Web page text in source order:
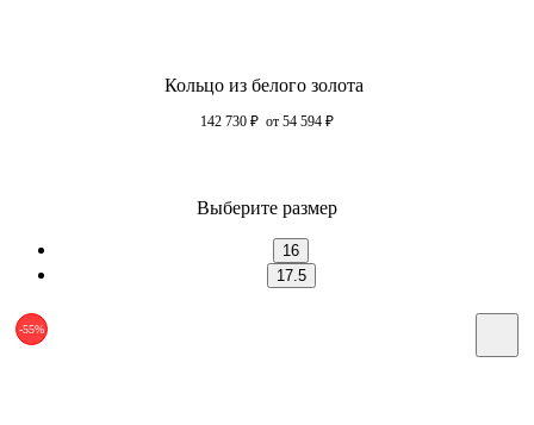
Кольцо из белого золота
142 730 ₽ от 54 594 ₽
Выберите размер
16
17.5
-55%